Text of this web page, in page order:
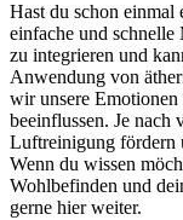
Hast du schon einmal
einfache und
zu integrieren und
Anwendung von
wir unsere
beeinflussen. Je nach
Luftreinigung fördern
Wenn du wissen
Wohlbefinden und
gerne hier weiter.